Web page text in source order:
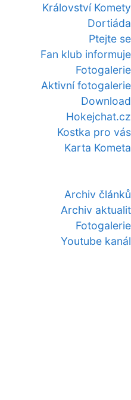
Království Komety
Dortiáda
Ptejte se
Fan klub informuje
Fotogalerie
Aktivní fotogalerie
Download
Hokejchat.cz
Kostka pro vás
Karta Kometa
Archiv článků
Archiv aktualit
Fotogalerie
Youtube kanál